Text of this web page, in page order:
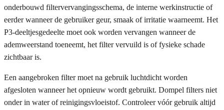
onderbouwd filtervervangingsschema, de interne werkinstructie of
eerder wanneer de gebruiker geur, smaak of irritatie waarneemt. Het
P3-deeltjesgedeelte moet ook worden vervangen wanneer de
ademweerstand toeneemt, het filter vervuild is of fysieke schade
zichtbaar is.
Een aangebroken filter moet na gebruik luchtdicht worden
afgesloten wanneer het opnieuw wordt gebruikt. Dompel filters niet
onder in water of reinigingsvloeistof. Controleer vóór gebruik altijd